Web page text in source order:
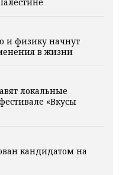
и физику начнут
в жизни
локальные
«Вкусы
кандидатом на